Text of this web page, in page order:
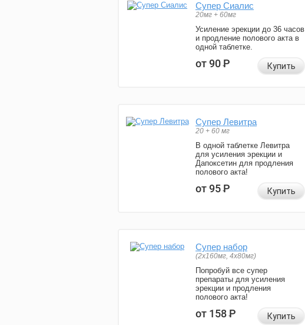
Супер Сиалис
20мг + 60мг
Усиление эрекции до 36 часов
и продление полового акта в
одной таблетке.
от 90Р Купить
Супер Левитра
20 + 60 мг
В одной таблетке Левитра
для усиления эрекции и
Дапоксетин для продления
полового акта!
от 95Р Купить
Супер набор
(2х160мг, 4х80мг)
Попробуй все супер
препараты для усиления
эрекции и продления
полового акта!
от 158Р Купить